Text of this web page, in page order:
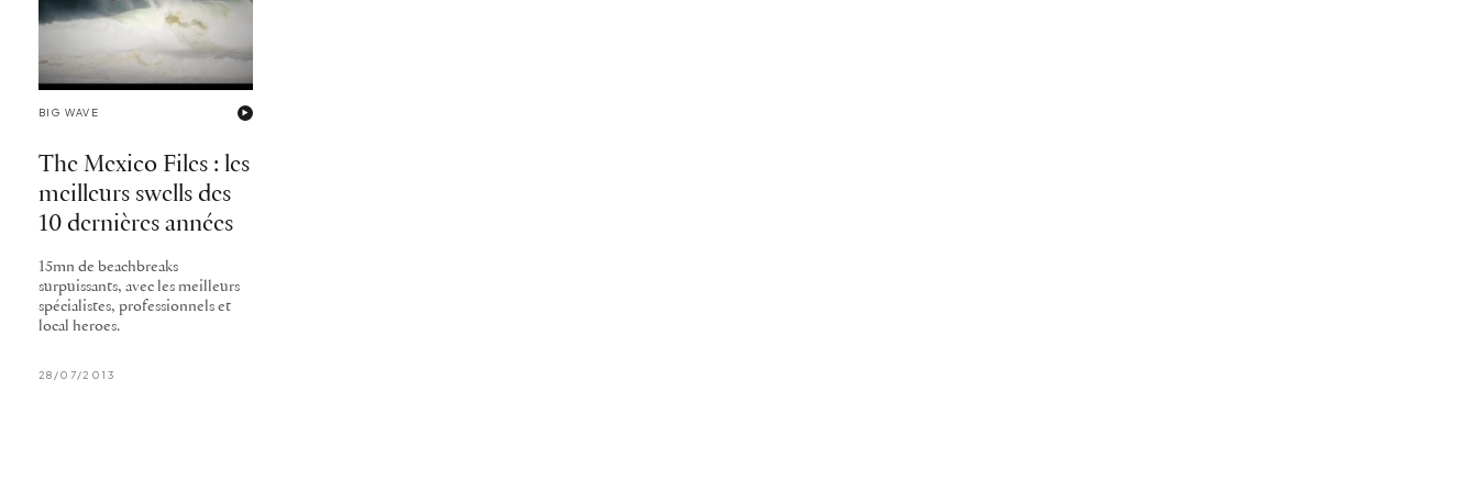
BIG WAVE
The Mexico Files : les
meilleurs swells des
10 dernières années
15mn de beachbreaks
surpuissants, avec les meilleurs
spécialistes, professionnels et
local heroes.
28/07/2013